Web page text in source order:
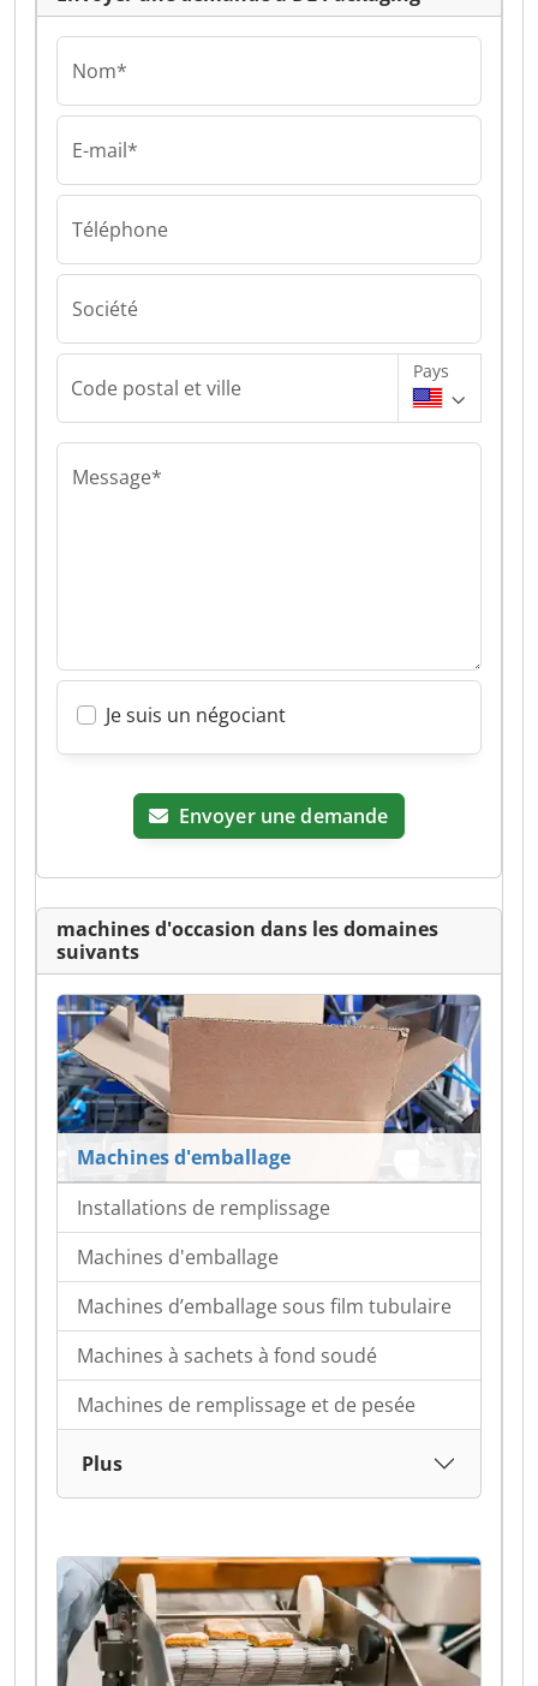
Nom*
E-mail*
Téléphone
Société
Code postal et ville
Pays
Message*
Je suis un négociant
Envoyer une demande
machines d'occasion dans les domaines
suivants
Machines d'emballage
Installations de remplissage
Machines d'emballage
Machines d’emballage sous film tubulaire
Machines à sachets à fond soudé
Machines de remplissage et de pesée
Plus